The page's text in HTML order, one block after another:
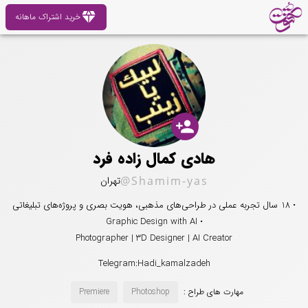
diamondخرید اشتراک ماهانه
person_add
هادی کمال زاده فرد
@Shamim-yasتهران
• 18 سال تجربه عملی در طراحی‌های مذهبی، هویت بصری و پروژه‌های تبلیغاتی
• Graphic Design with AI
Photographer | 3D Designer | AI Creator
Telegram:Hadi_kamalzadeh
مهارت های طراح : Photoshop
Premiere